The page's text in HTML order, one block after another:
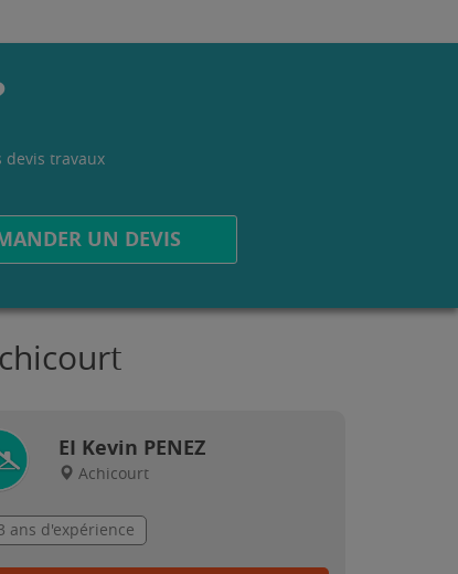
devis travaux
UN DEVIS
EI Kevin PENEZ
Achicourt
ans d'expérience